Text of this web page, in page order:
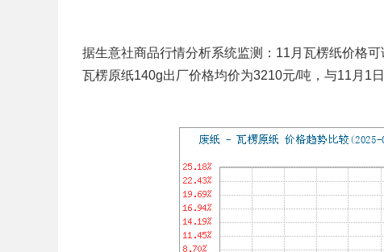
据生意社商品行情分析系统监测：11月瓦楞纸价格
瓦楞原纸140g出厂价格均价为3210元/吨，与11月1